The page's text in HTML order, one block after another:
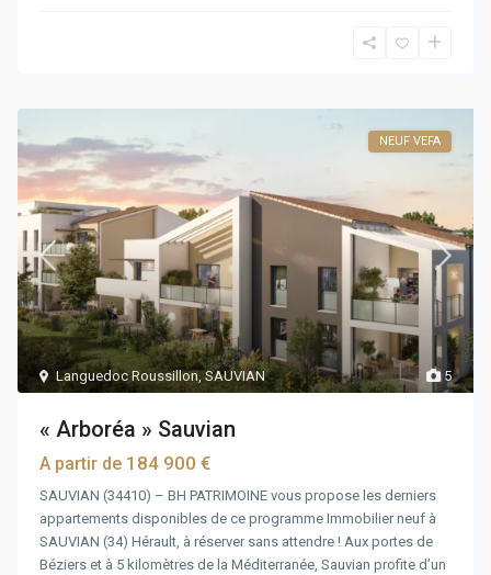
5
Languedoc Roussillon,SAUVIAN
NEUF VEFA
« Arboréa » Sauvian
A partir de 184 900 €
SAUVIAN (34410) – BH PATRIMOINE vous propose les derniers
appartements disponibles de ce programme Immobilier neuf à
SAUVIAN (34) Hérault, à réserver sans attendre ! Aux portes de
Béziers et à 5 kilomètres de la Méditerranée, Sauvian profite d’un